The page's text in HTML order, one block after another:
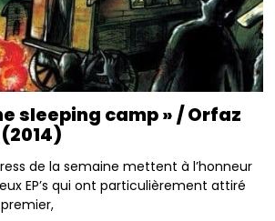
sleeping camp » / Orfaz
de la semaine mettent à l’honneur
EP’s qui ont particulièrement attiré